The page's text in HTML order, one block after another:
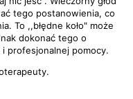
tego postanowienia, co
To ,,błędne koło" może
dokonać tego o
i profesjonalnej pomocy.